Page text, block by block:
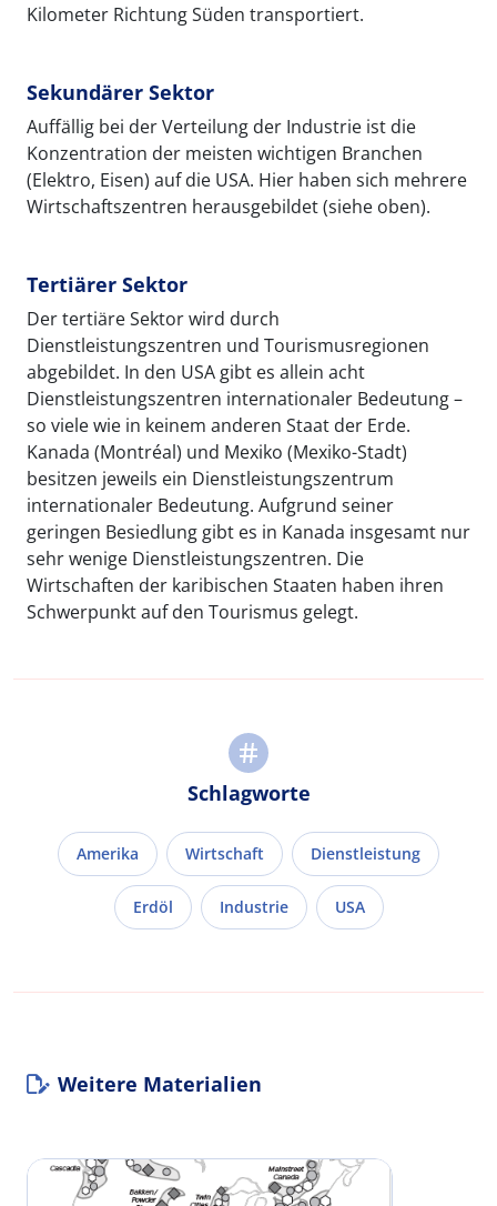
Kilometer Richtung Süden transportiert.
Sekundärer Sektor
Auffällig bei der Verteilung der Industrie ist die
Konzentration der meisten wichtigen Branchen
(Elektro, Eisen) auf die USA. Hier haben sich mehrere
Wirtschaftszentren herausgebildet (siehe oben).
Tertiärer Sektor
Der tertiäre Sektor wird durch
Dienstleistungszentren und Tourismusregionen
abgebildet. In den USA gibt es allein acht
Dienstleistungszentren internationaler Bedeutung –
so viele wie in keinem anderen Staat der Erde.
Kanada (Montréal) und Mexiko (Mexiko-Stadt)
besitzen jeweils ein Dienstleistungszentrum
internationaler Bedeutung. Aufgrund seiner
geringen Besiedlung gibt es in Kanada insgesamt nur
sehr wenige Dienstleistungszentren. Die
Wirtschaften der karibischen Staaten haben ihren
Schwerpunkt auf den Tourismus gelegt.
Schlagworte
Amerika Wirtschaft Dienstleistung
Erdöl Industrie USA
Weitere Materialien